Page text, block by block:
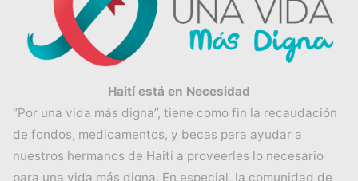
Haití está en Necesidad
“Por una vida más digna”, tiene como fin la recaudación
de fondos, medicamentos, y becas para ayudar a
nuestros hermanos de Haití a proveerles lo necesario
para una vida más digna. En especial, la comunidad de